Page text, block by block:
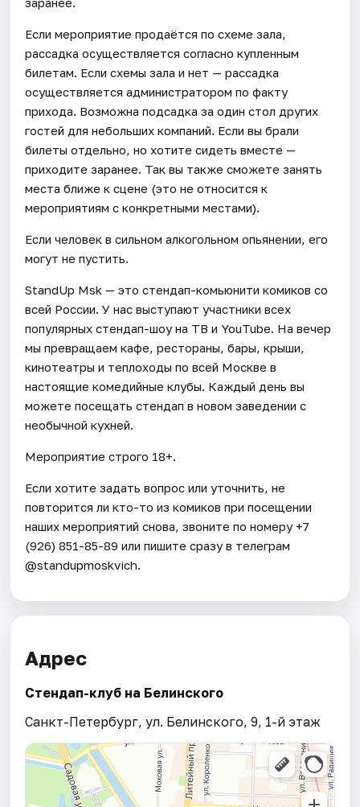
Если мероприятие продаётся по схеме зала,
рассадка осуществляется согласно купленным
билетам. Если схемы зала и нет — рассадка
осуществляется администратором по факту
прихода. Возможна подсадка за один стол других
гостей для небольших компаний. Если вы брали
билеты отдельно, но хотите сидеть вместе —
приходите заранее. Так вы также сможете занять
места ближе к сцене (это не относится к
мероприятиям с конкретными местами).
Если человек в сильном алкогольном опьянении, его
могут не пустить.
StandUp Msk — это стендап-комьюнити комиков со
всей России. У нас выступают участники всех
популярных стендап-шоу на ТВ и YouTube. На вечер
мы превращаем кафе, рестораны, бары, крыши,
кинотеатры и теплоходы по всей Москве в
настоящие комедийные клубы. Каждый день вы
можете посещать стендап в новом заведении с
необычной кухней.
Мероприятие строго 18+.
Если хотите задать вопрос или уточнить, не
повторится ли кто-то из комиков при посещении
наших мероприятий снова, звоните по номеру +7
(926) 851-85-89 или пишите сразу в телеграм
@standupmoskvich.
Адрес
Стендап-клуб на Белинского
Санкт-Петербург, ул. Белинского, 9, 1-й этаж